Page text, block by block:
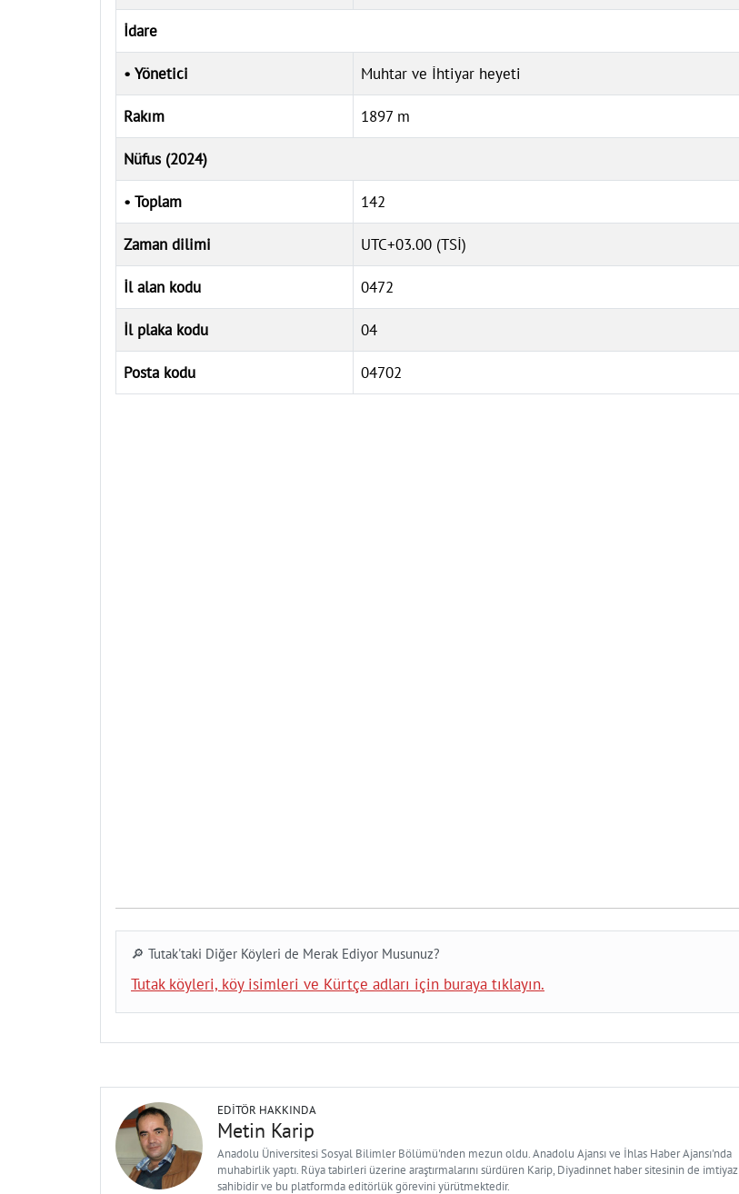
İdare
• Yönetici Muhtar ve İhtiyar heyeti
Rakım 1897 m
Nüfus (2024)
• Toplam 142
Zaman dilimi UTC+03.00 (TSİ)
İl alan kodu 0472
İl plaka kodu 04
Posta kodu 04702
🔎 Tutak'taki Diğer Köyleri de Merak Ediyor Musunuz?
Tutak köyleri, köy isimleri ve Kürtçe adları için buraya tıklayın.
EDITÖR HAKKINDA
Metin Karip
Anadolu Üniversitesi Sosyal Bilimler Bölümü'nden mezun oldu. Anadolu Ajansı ve İhlas Haber Ajansı'nda
muhabirlik yaptı. Rüya tabirleri üzerine araştırmalarını sürdüren Karip, Diyadinnet haber sitesinin de imtiyaz
sahibidir ve bu platformda editörlük görevini yürütmektedir.